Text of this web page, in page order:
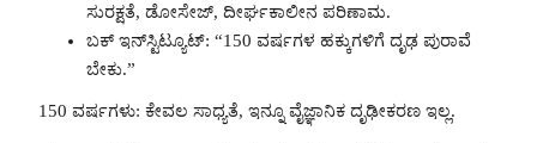
ಸುರಕ್ಷತೆ, ಡೋಸೇಜ್, ದೀರ್ಘಕಾಲೀನ ಪರಿಣಾಮ.
ಬಕ್ ಇನ್‌ಸ್ಟಿಟ್ಯೂಟ್: “150 ವರ್ಷಗಳ ಹಕ್ಕುಗಳಿಗೆ ದೃಢ ಪುರಾವೆ
ಬೇಕು.”
150 ವರ್ಷಗಳು: ಕೇವಲ ಸಾಧ್ಯತೆ, ಇನ್ನೂ ವೈಜ್ಞಾನಿಕ ದೃಢೀಕರಣ ಇಲ್ಲ.